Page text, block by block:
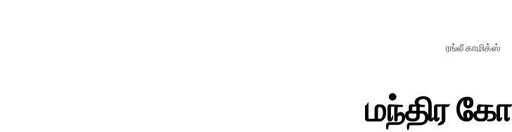
ரங்லீ காமிக்ஸ்
மந்திர